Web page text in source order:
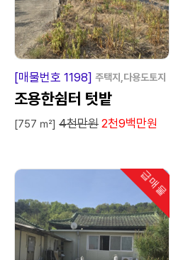
급 매 물
[매물번호 1198] 주택지,다용도토지
조용한쉼터 텃밭
[757 ㎡] 4천만원 2천9백만원
급매물
인기